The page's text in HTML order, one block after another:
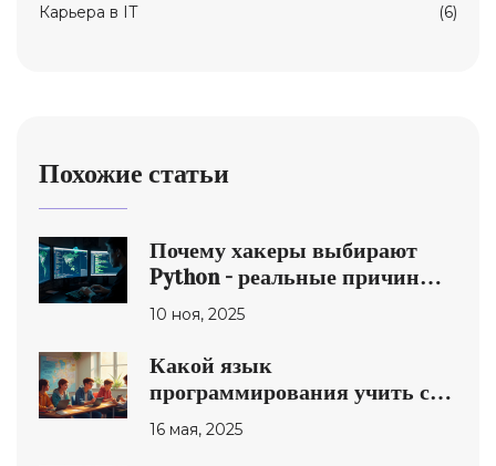
Карьера в IT
(6)
Похожие статьи
Почему хакеры выбирают
Python - реальные причины,
которые делают его
идеальным инструментом
10 ноя, 2025
Какой язык
программирования учить с
нуля: честный разбор
16 мая, 2025